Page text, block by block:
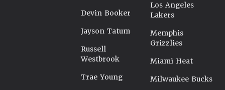
Devin Booker
Jayson Tatum
Russell
Westbrook
Trae Young
Los Angeles
Lakers
Memphis
Grizzlies
Miami Heat
Milwaukee Bucks